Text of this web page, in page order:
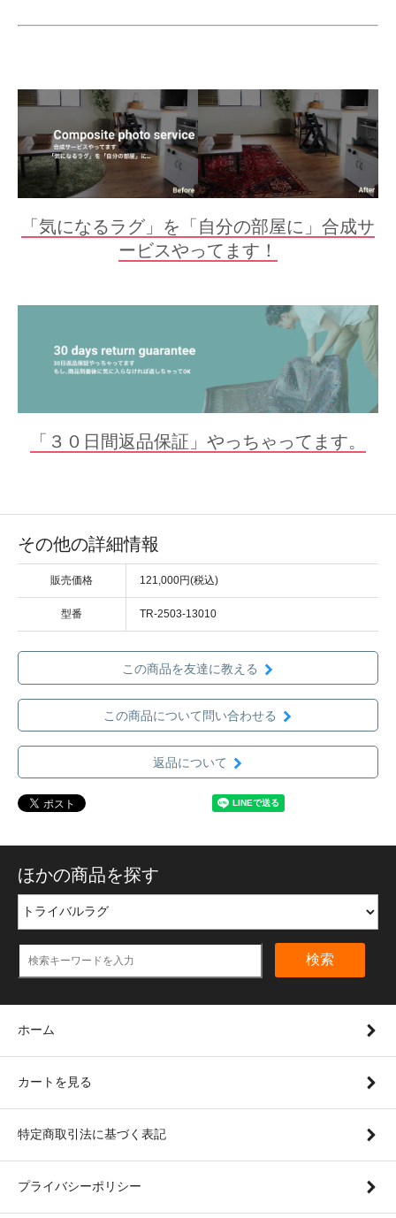
「気になるラグ」を「自分の部屋に」合成サ
ービスやってます！
「３０日間返品保証」やっちゃってます。
その他の詳細情報
販売価格 121,000円(税込)
型番 TR-2503-13010
この商品を友達に教える
この商品について問い合わせる
返品について
ほかの商品を探す
検索
ホーム
カートを見る
特定商取引法に基づく表記
プライバシーポリシー